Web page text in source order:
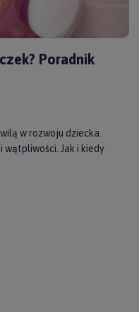
Poradnik
w rozwoju dziecka.
Jak i kiedy